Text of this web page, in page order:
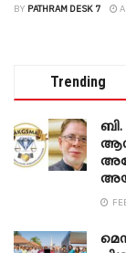
BY PATHRAM DESK 7
Trending